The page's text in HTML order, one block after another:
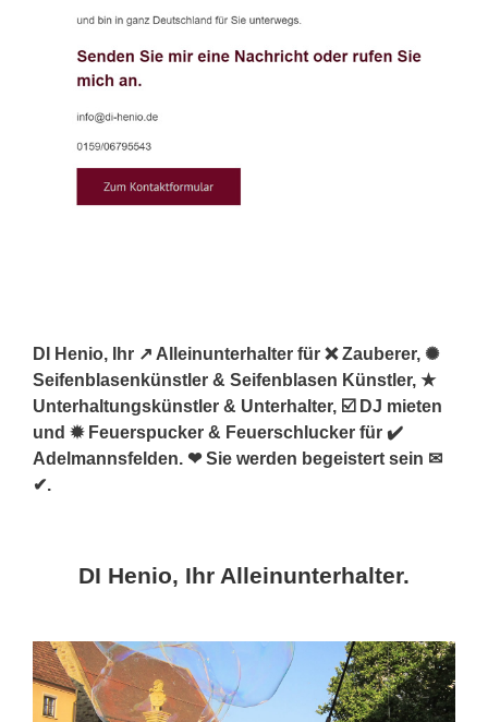
DI Henio, Ihr ↗️ Alleinunterhalter für ❌ Zauberer, ✺
Seifenblasenkünstler & Seifenblasen Künstler, ★
Unterhaltungskünstler & Unterhalter, ☑️ DJ mieten
und ✹ Feuerspucker & Feuerschlucker für ✔️
Adelmannsfelden. ❤ Sie werden begeistert sein ✉
✔.
DI Henio, Ihr Alleinunterhalter.